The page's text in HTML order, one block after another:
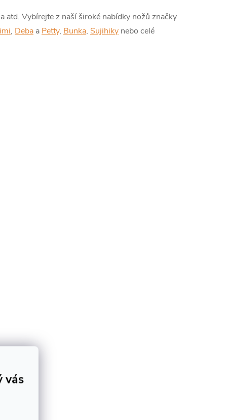
vás
atd. Vybírejte z naší široké nabídky nožů značky
, Deba a Petty, Bunka, Sujihiky nebo celé